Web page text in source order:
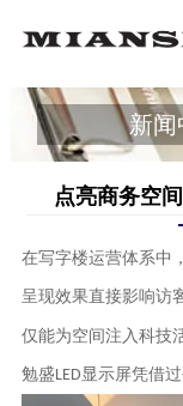
新闻
点亮商务空
在写字楼运营体系中
呈现效果直接影响访
仅能为空间注入科技
勉盛LED显示屏凭借